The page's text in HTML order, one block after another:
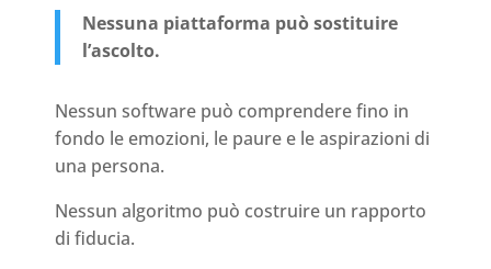
Nessuna piattaforma può sostituire
l’ascolto.
Nessun software può comprendere fino in
fondo le emozioni, le paure e le aspirazioni di
una persona.
Nessun algoritmo può costruire un rapporto
di fiducia.